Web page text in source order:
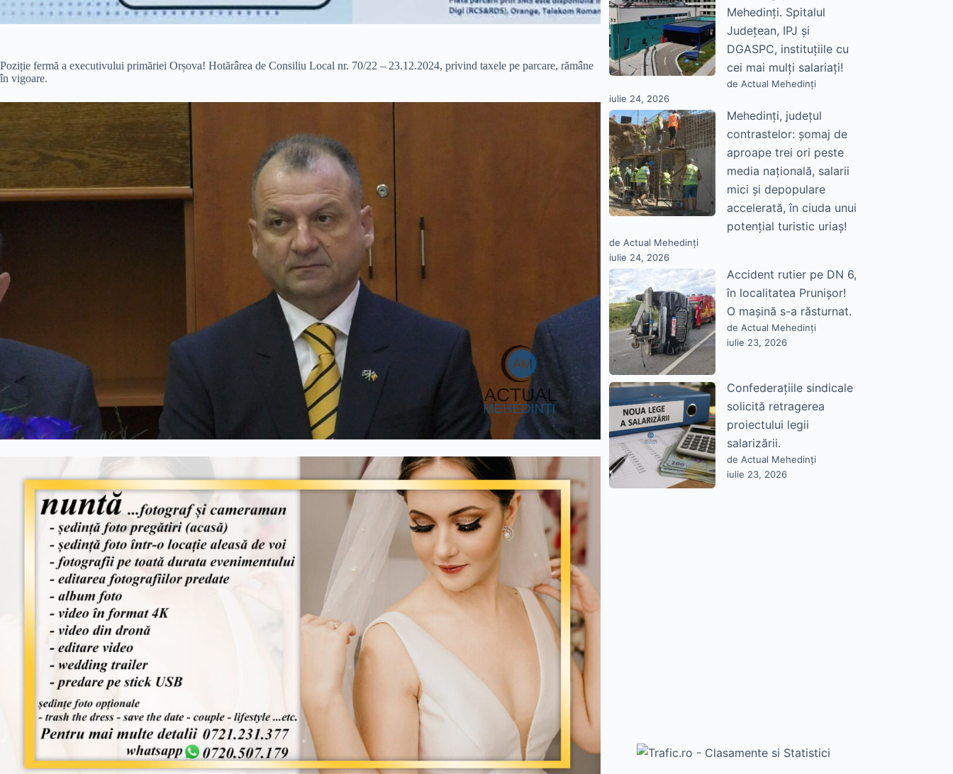
Poziție fermă a executivului primăriei Orșova! Hotărârea de Consiliu Local nr. 70/22 – 23.12.2024, privind taxele pe parcare, rămâne
în vigoare.
Mehedinți. Spitalul
Județean, IPJ și
DGASPC, instituțiile cu
cei mai mulți salariați!
de Actual Mehedinți
iulie 24, 2026
Mehedinți, județul
contrastelor: șomaj de
aproape trei ori peste
media națională, salarii
mici și depopulare
accelerată, în ciuda unui
potențial turistic uriaș!
de Actual Mehedinți
iulie 24, 2026
Accident rutier pe DN 6,
în localitatea Prunișor!
O mașină s-a răsturnat.
de Actual Mehedinți
iulie 23, 2026
Confederațiile sindicale
solicită retragerea
proiectului legii
salarizării.
de Actual Mehedinți
iulie 23, 2026